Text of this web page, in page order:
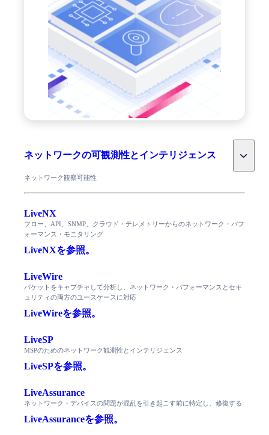
ネットワークの可観測性とインテリジェンス
ネットワーク観察可能性
LiveNX
フロー、API、SNMP、クラウド・テレメトリーからのネットワーク・パフ
ォーマンス・モニタリング
LiveNXを参照。
LiveWire
パケットをキャプチャして分析し、ネットワーク・パフォーマンスとセキ
ュリティの両方のユースケースに対応
LiveWireを参照。
LiveSP
MSPのためのネットワーク観測性とインテリジェンス
LiveSPを参照。
LiveAssurance
ネットワーク・デバイスの問題が混乱を引き起こす前に特定し、修復する
LiveAssuranceを参照。